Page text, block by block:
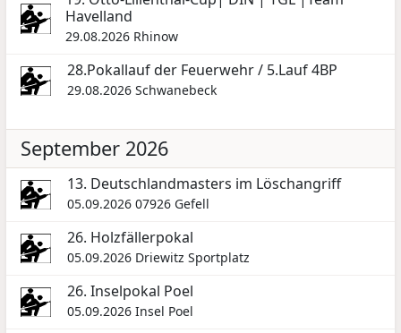
Havelland
29.08.2026 Rhinow
28.Pokallauf der Feuerwehr / 5.Lauf 4BP
29.08.2026 Schwanebeck
September 2026
13. Deutschlandmasters im Löschangriff
05.09.2026 07926 Gefell
26. Holzfällerpokal
05.09.2026 Driewitz Sportplatz
26. Inselpokal Poel
05.09.2026 Insel Poel